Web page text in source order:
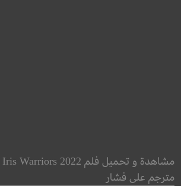
21 شارع الجامب
مترجم على فشار